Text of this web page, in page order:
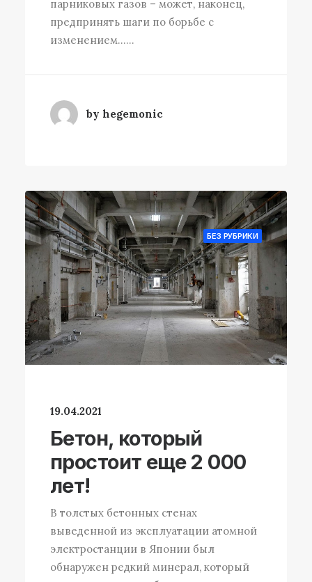
парниковых газов – может, наконец,
предпринять шаги по борьбе с
изменением……
by hegemonic
БЕЗ РУБРИКИ
19.04.2021
Бетон, который
простоит еще 2 000
лет!
В толстых бетонных стенах
выведенной из эксплуатации атомной
электростанции в Японии был
обнаружен редкий минерал, который